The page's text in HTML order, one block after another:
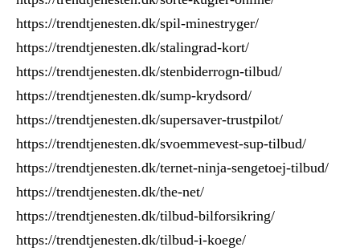
https://trendtjenesten.dk/spil-minestryger/
https://trendtjenesten.dk/stalingrad-kort/
https://trendtjenesten.dk/stenbiderrogn-tilbud/
https://trendtjenesten.dk/sump-krydsord/
https://trendtjenesten.dk/supersaver-trustpilot/
https://trendtjenesten.dk/svoemmevest-sup-tilbud/
https://trendtjenesten.dk/ternet-ninja-sengetoej-tilbud/
https://trendtjenesten.dk/the-net/
https://trendtjenesten.dk/tilbud-bilforsikring/
https://trendtjenesten.dk/tilbud-i-koege/